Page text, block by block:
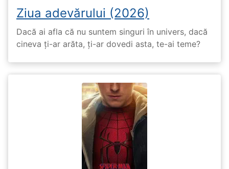
Ziua adevărului (2026)
Dacă ai afla că nu suntem singuri în univers, dacă
cineva ți-ar arăta, ți-ar dovedi asta, te-ai teme?